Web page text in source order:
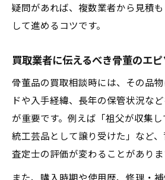
疑問があれば、複数業者から見積
して進めるコツです。
買取業者に伝えるべき骨董のエピ
骨董品の買取相談時には、その品
ドや入手経緯、長年の保管状況な
が重要です。例えば「祖父が収集
統工芸品として譲り受けた」など
査定士の評価が変わることがありま